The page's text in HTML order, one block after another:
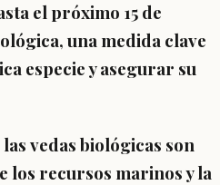
el próximo 15 de
una medida clave
especie y asegurar su
las vedas biológicas son
los recursos marinos y la